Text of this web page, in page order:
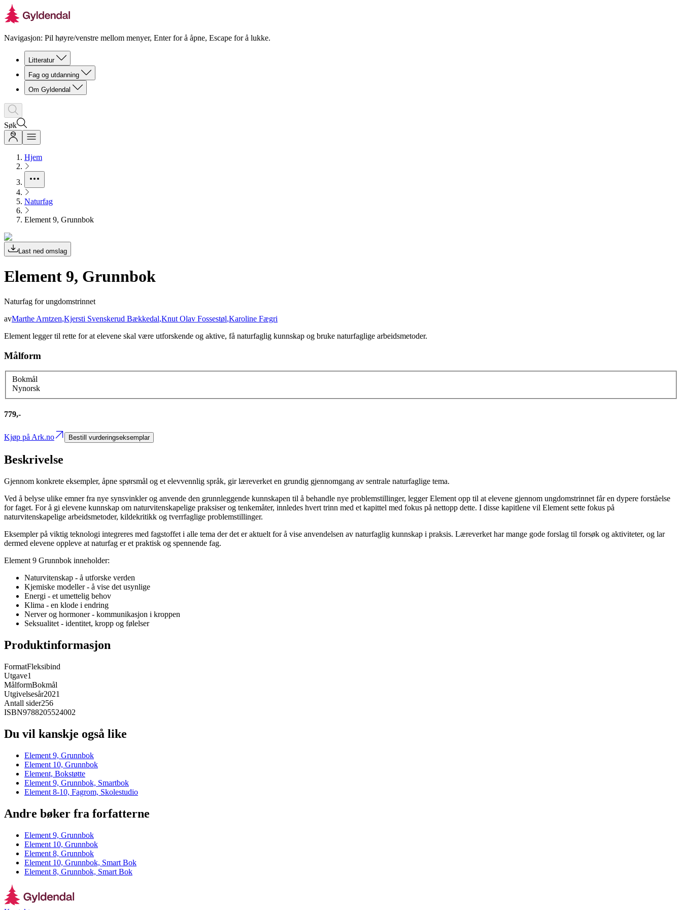
Navigasjon: Pil høyre/venstre mellom menyer, Enter for å åpne, Escape for å lukke.
Litteratur
Fag og utdanning
Om Gyldendal
Søk
Hjem
Naturfag
Element 9, Grunnbok
Last ned omslag
Element 9, Grunnbok
Naturfag for ungdomstrinnet
avMarthe Arntzen,Kjersti Svenskerud Bækkedal,Knut Olav Fossestøl,Karoline Fægri
Element legger til rette for at elevene skal være utforskende og aktive, få naturfaglig kunnskap og bruke naturfaglige arbeidsmetoder.
Målform
Bokmål
Nynorsk
779,-
Kjøp på Ark.no Bestill vurderingseksemplar
Beskrivelse
Gjennom konkrete eksempler, åpne spørsmål og et elevvennlig språk, gir læreverket en grundig gjennomgang av sentrale naturfaglige tema.
Ved å belyse ulike emner fra nye synsvinkler og anvende den grunnleggende kunnskapen til å behandle nye problemstillinger, legger Element opp til at elevene gjennom ungdomstrinnet får en dypere forståelse
for faget. For å gi elevene kunnskap om naturvitenskapelige praksiser og tenkemåter, innledes hvert trinn med et kapittel med fokus på nettopp dette. I disse kapitlene vil Element sette fokus på
naturvitenskapelige arbeidsmetoder, kildekritikk og tverrfaglige problemstillinger.
Eksempler på viktig teknologi integreres med fagstoffet i alle tema der det er aktuelt for å vise anvendelsen av naturfaglig kunnskap i praksis. Læreverket har mange gode forslag til forsøk og aktiviteter, og lar
dermed elevene oppleve at naturfag er et praktisk og spennende fag.
Element 9 Grunnbok inneholder:
Naturvitenskap - å utforske verden
Kjemiske modeller - å vise det usynlige
Energi - et umettelig behov
Klima - en klode i endring
Nerver og hormoner - kommunikasjon i kroppen
Seksualitet - identitet, kropp og følelser
Produktinformasjon
FormatFleksibind
Utgave1
MålformBokmål
Utgivelsesår2021
Antall sider256
ISBN9788205524002
Du vil kanskje også like
Element 9, Grunnbok
Element 10, Grunnbok
Element, Bokstøtte
Element 9, Grunnbok, Smartbok
Element 8-10, Fagrom, Skolestudio
Andre bøker fra forfatterne
Element 9, Grunnbok
Element 10, Grunnbok
Element 8, Grunnbok
Element 10, Grunnbok, Smart Bok
Element 8, Grunnbok, Smart Bok